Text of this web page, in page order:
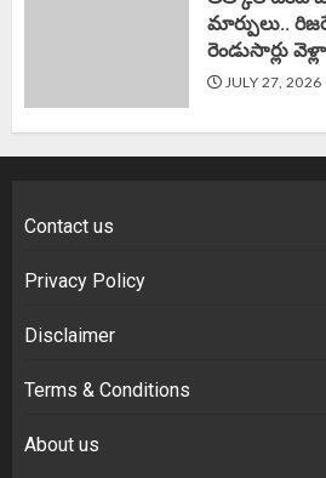
మార్పులు..
రెండుసార్లు
JULY 27, 2026
Contact us
Privacy Policy
Disclaimer
Terms & Conditions
About us